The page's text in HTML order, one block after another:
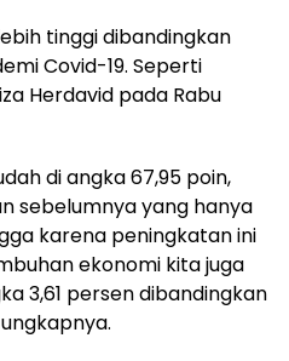
tinggi dibandingkan
Covid-19. Seperti
Herdavid pada Rabu
di angka 67,95 poin,
sebelumnya yang hanya
karena peningkatan ini
ekonomi kita juga
3,61 persen dibandingkan